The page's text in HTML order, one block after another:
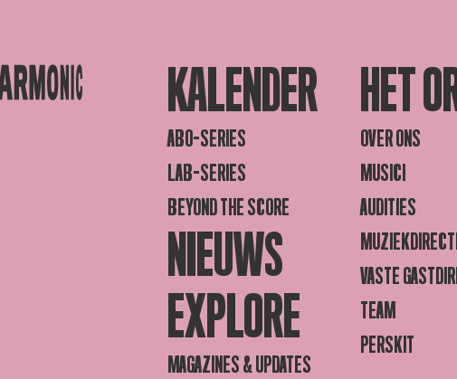
KALENDER
ABO-SERIES
LAB-SERIES
BEYOND THE SCORE
NIEUWS
EXPLORE
MAGAZINES & UPDATES
HET
OVER ONS
MUSICI
AUDITIES
VASTE
TEAM
PERSKIT